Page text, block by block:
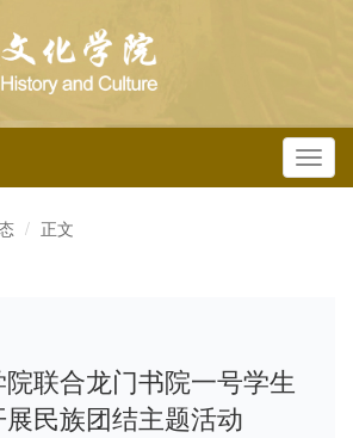
正文
联合龙门书院一号学生
民族团结主题活动